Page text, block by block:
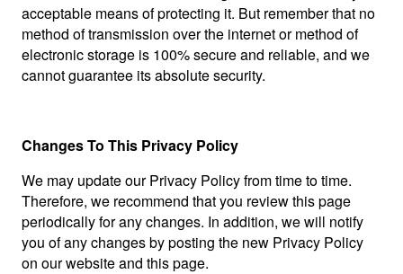
acceptable means of protecting it. But remember that no
method of transmission over the internet or method of
electronic storage is 100% secure and reliable, and we
cannot guarantee its absolute security.
Changes To This Privacy Policy
We may update our Privacy Policy from time to time.
Therefore, we recommend that you review this page
periodically for any changes. In addition, we will notify
you of any changes by posting the new Privacy Policy
on our website and this page.